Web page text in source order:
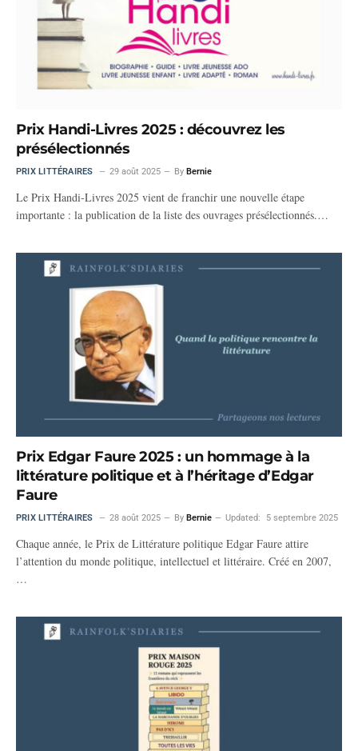
Prix Handi-Livres 2025 : découvrez les
présélectionnés
PRIX LITTÉRAIRES 29 août 2025 By Bernie
Le Prix Handi-Livres 2025 vient de franchir une nouvelle étape
importante : la publication de la liste des ouvrages présélectionnés.…
Prix Edgar Faure 2025 : un hommage à la
littérature politique et à l’héritage d’Edgar
Faure
PRIX LITTÉRAIRES 28 août 2025 By Bernie Updated: 5 septembre 2025
Chaque année, le Prix de Littérature politique Edgar Faure attire
l’attention du monde politique, intellectuel et littéraire. Créé en 2007,
…